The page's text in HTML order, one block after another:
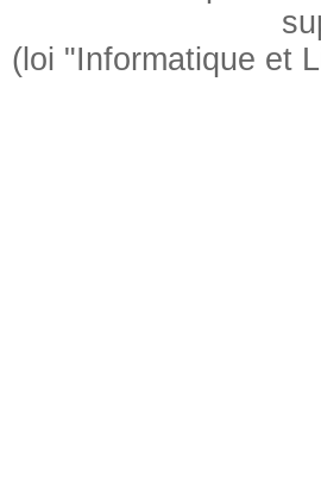
(loi "Informatique et